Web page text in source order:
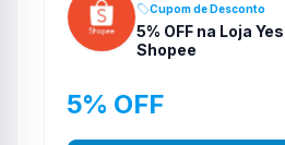
Cupom de Desconto
5% OFF na Loja
Shopee
5% OFF